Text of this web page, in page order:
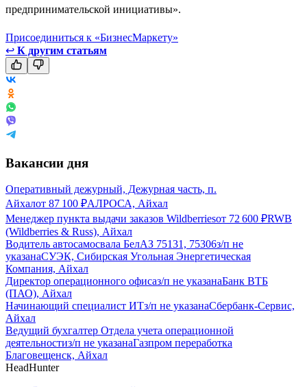
предпринимательской инициативы».
Присоединиться к «БизнесМаркету»
↩ К другим статьям
Вакансии дня
Оперативный дежурный, Дежурная часть, п.
Айхалот 87 100 ₽АЛРОСА, Айхал
Менеджер пункта выдачи заказов Wildberriesот 72 600 ₽RWB
(Wildberries & Russ), Айхал
Водитель автосамосвала БелАЗ 75131, 75306з/п не
указанаСУЭК, Сибирская Угольная Энергетическая
Компания, Айхал
Директор операционного офисаз/п не указанаБанк ВТБ
(ПАО), Айхал
Начинающий специалист ИТз/п не указанаСбербанк-Сервис,
Айхал
Ведущий бухгалтер Отдела учета операционной
деятельностиз/п не указанаГазпром переработка
Благовещенск, Айхал
HeadHunter